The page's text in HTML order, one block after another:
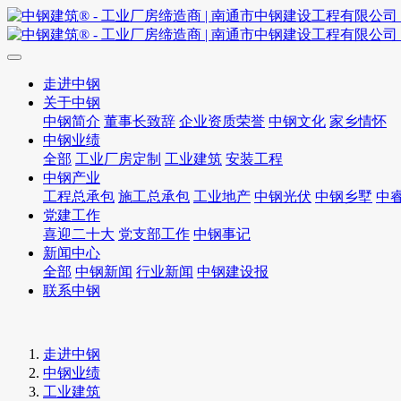
走进中钢
关于中钢
中钢简介 董事长致辞 企业资质荣誉 中钢文化 家乡情怀
中钢业绩
全部 工业厂房定制 工业建筑 安装工程
中钢产业
工程总承包 施工总承包 工业地产 中钢光伏 中钢乡墅 中
党建工作
喜迎二十大 党支部工作 中钢事记
新闻中心
全部 中钢新闻 行业新闻 中钢建设报
联系中钢
走进中钢
中钢业绩
工业建筑